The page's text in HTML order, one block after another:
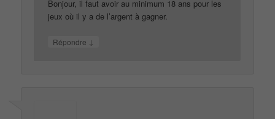
Bonjour, il faut avoir au minimum 18 ans pour les
jeux où il y a de l’argent à gagner.
Répondre ↓